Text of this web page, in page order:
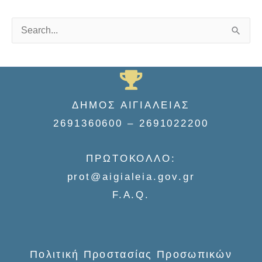
a
ΔΗΜΟΣ ΑΙΓΙΑΛΕΙΑΣ
2691360600 – 2691022200
ΠΡΩΤΟΚΟΛΛΟ:
prot@aigialeia.gov.gr
F.A.Q.
Πολιτική Προστασίας Προσωπικών